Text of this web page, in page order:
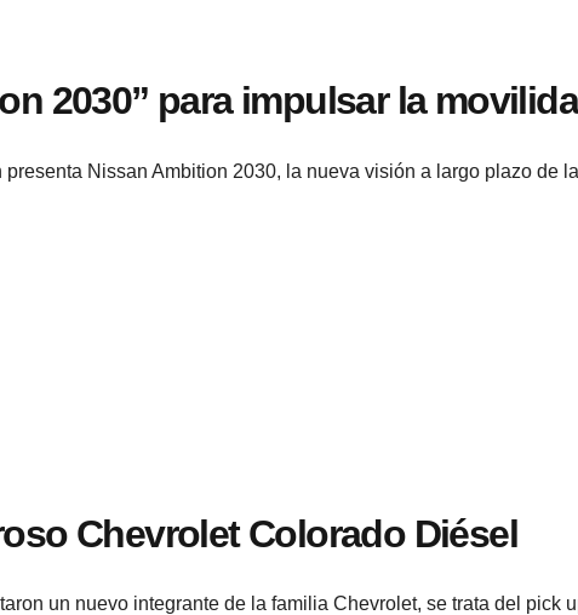
2030” para impulsar la
Nissan Ambition 2030, la nueva visión a largo plazo de
Chevrolet Colorado Diésel
un nuevo integrante de la familia Chevrolet, se trata del